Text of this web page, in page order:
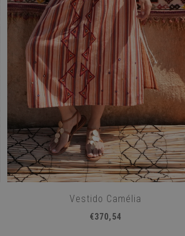
Vestido Camélia
€370,54